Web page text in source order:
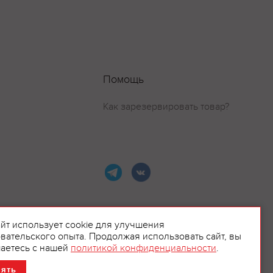
Помощь
Как зарезервировать товар?
использует cookie для улучшения
опыта. Продолжая использовать сайт, вы
с нашей политикой конфиденциальности.